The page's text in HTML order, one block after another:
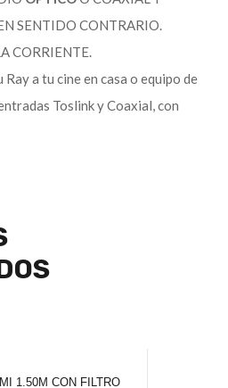
SENTIDO CONTRARIO.
CORRIENTE.
a tu cine en casa o equipo de
Toslink y Coaxial, con
1.50M CON FILTRO